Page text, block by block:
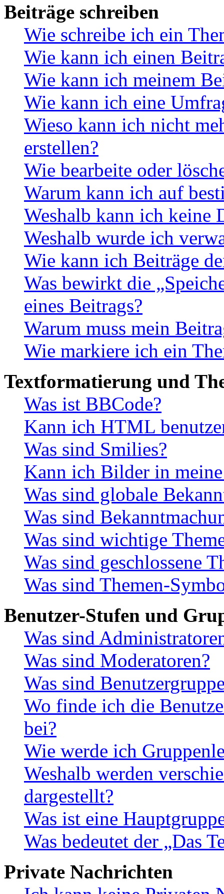
Beiträge schreiben
Wie schreibe ich ein
Wie kann ich einen
Wie kann ich meinem
Wie kann ich eine
Wieso kann ich nicht
erstellen?
Wie bearbeite oder
Warum kann ich auf
Weshalb kann ich keine
Weshalb wurde ich
Wie kann ich Beiträge
Was bewirkt die
eines Beitrags?
Warum muss mein
Wie markiere ich ein
Textformatierung und
Was ist BBCode?
Kann ich HTML
Was sind Smilies?
Kann ich Bilder in
Was sind globale
Was sind
Was sind wichtige
Was sind geschlossene
Was sind Themen-
Benutzer-Stufen und
Was sind
Was sind Moderatoren?
Was sind
Wo finde ich die
bei?
Wie werde ich
Weshalb werden
dargestellt?
Was ist eine
Was bedeutet der „Das
Private Nachrichten